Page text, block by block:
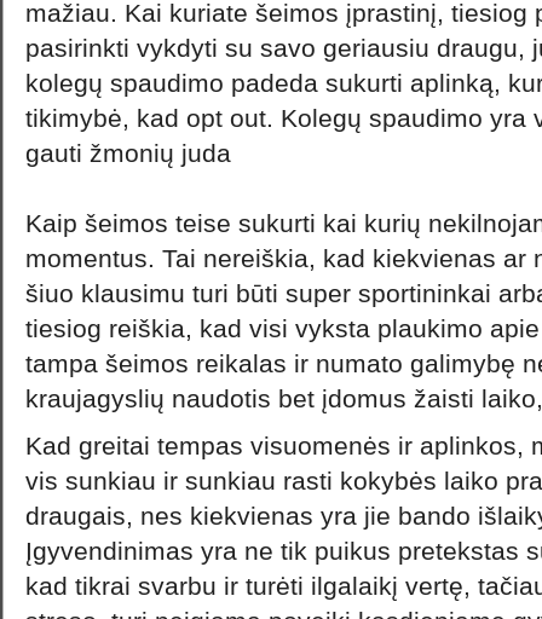
mažiau. Kai kuriate šeimos įprastinį, tiesiog
pasirinkti vykdyti su savo geriausiu draugu,
kolegų spaudimo padeda sukurti aplinką,
tikimybė, kad opt out. Kolegų spaudimo yra
gauti žmonių juda
Kaip šeimos teise sukurti kai kurių
momentus. Tai nereiškia, kad kiekvienas ar
šiuo klausimu turi būti super sportininkai
tiesiog reiškia, kad visi vyksta plaukimo
tampa šeimos reikalas ir numato galimybę
kraujagyslių naudotis bet įdomus žaisti
Kad greitai tempas visuomenės ir aplinkos,
vis sunkiau ir sunkiau rasti kokybės laiko
draugais, nes kiekvienas yra jie bando
Įgyvendinimas yra ne tik puikus pretekstas
kad tikrai svarbu ir turėti ilgalaikį vertę,